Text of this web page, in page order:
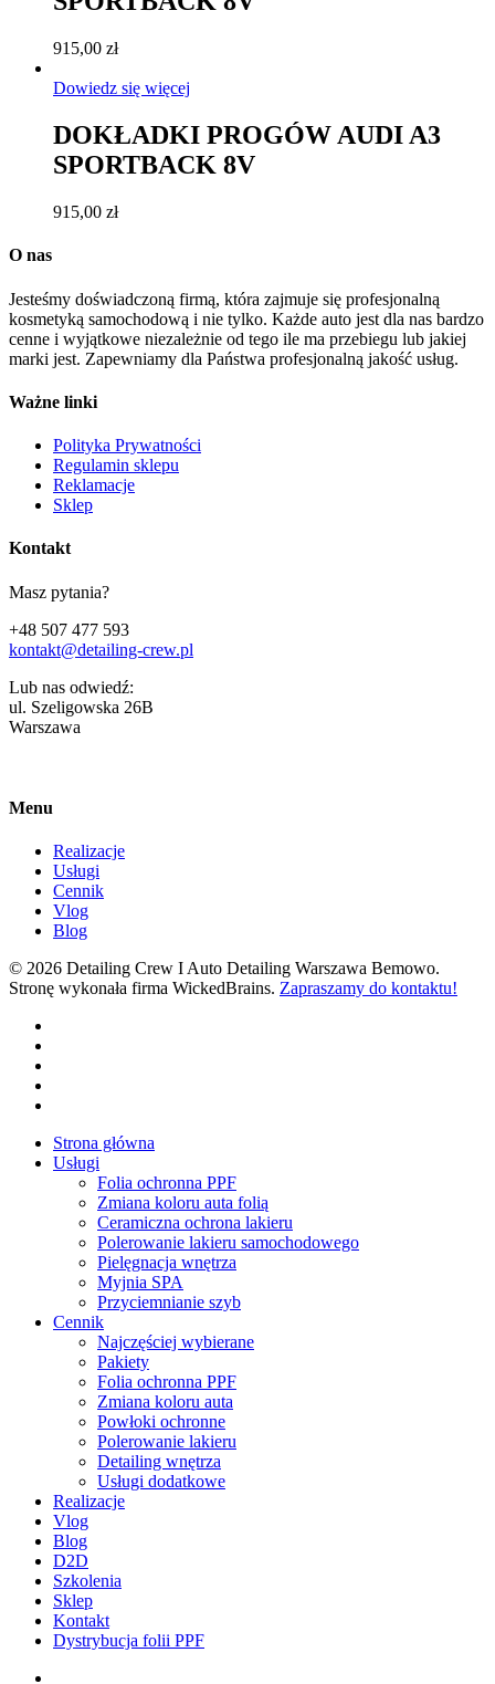
915,00 zł
Dowiedz się więcej
DOKŁADKI PROGÓW AUDI A3
SPORTBACK 8V
915,00 zł
O nas
Jesteśmy doświadczoną firmą, która zajmuje się profesjonalną
kosmetyką samochodową i nie tylko. Każde auto jest dla nas bardzo
cenne i wyjątkowe niezależnie od tego ile ma przebiegu lub jakiej
marki jest. Zapewniamy dla Państwa profesjonalną jakość usług.
Ważne linki
Polityka Prywatności
Regulamin sklepu
Reklamacje
Sklep
Kontakt
Masz pytania?
+48 507 477 593
kontakt@detailing-crew.pl
Lub nas odwiedź:
ul. Szeligowska 26B
Warszawa
Menu
Realizacje
Usługi
Cennik
Vlog
Blog
© 2026 Detailing Crew I Auto Detailing Warszawa Bemowo.
Stronę wykonała firma WickedBrains. Zapraszamy do kontaktu!
Close
Menu
Strona główna
Usługi
Folia ochronna PPF
Zmiana koloru auta folią
Ceramiczna ochrona lakieru
Polerowanie lakieru samochodowego
Pielęgnacja wnętrza
Myjnia SPA
Przyciemnianie szyb
Cennik
Najczęściej wybierane
Pakiety
Folia ochronna PPF
Zmiana koloru auta
Powłoki ochronne
Polerowanie lakieru
Detailing wnętrza
Usługi dodatkowe
Realizacje
Vlog
Blog
D2D
Szkolenia
Sklep
Kontakt
Dystrybucja folii PPF